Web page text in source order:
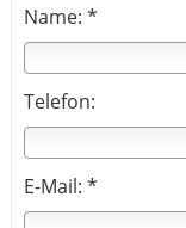
Name: *
Telefon:
E-Mail: *